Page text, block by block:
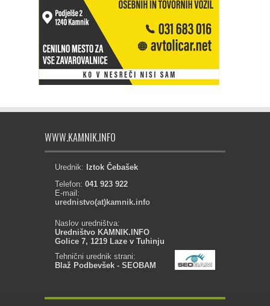
WWW.KAMNIK.INFO
Urednik: Iztok Čebašek
Telefon: 041 923 922
E-mail:
urednistvo(at)kamnik.info
Naslov uredništva:
Uredništvo KAMNIK.INFO
Golice 7, 1219 Laze v Tuhinju
Tehnični urednik strani:
Blaž Podbevšek - SEOBAM